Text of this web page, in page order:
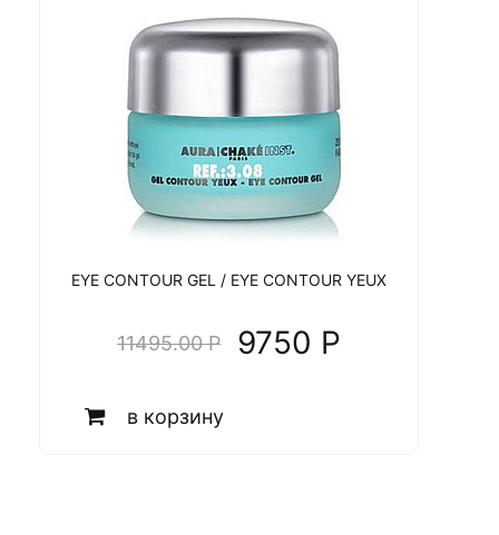
EYE CONTOUR GEL / EYE CONTOUR YEUX
11495.00 P 9750 P
в корзину